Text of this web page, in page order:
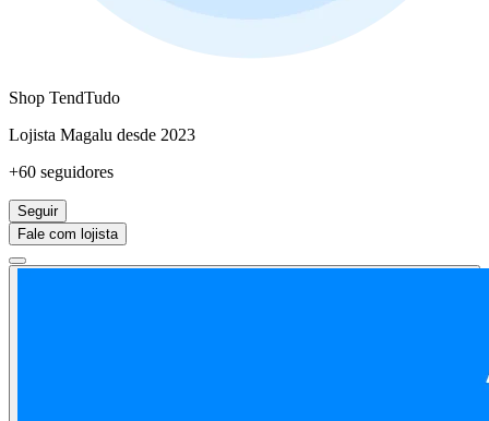
Shop TendTudo
Lojista Magalu desde 2023
+60 seguidores
Seguir
Fale com lojista